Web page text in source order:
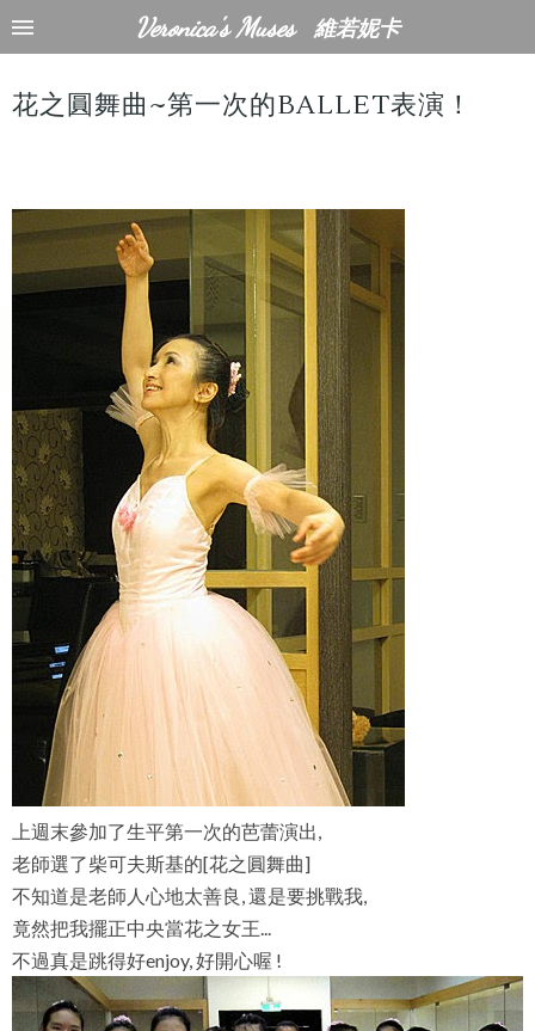
Veronica's Muses 維若妮卡
花之圓舞曲~第一次的BALLET表演！
上週末參加了生平第一次的芭蕾演出,
老師選了柴可夫斯基的[花之圓舞曲]
不知道是老師人心地太善良, 還是要挑戰我,
竟然把我擺正中央當花之女王...
不過真是跳得好enjoy, 好開心喔 !